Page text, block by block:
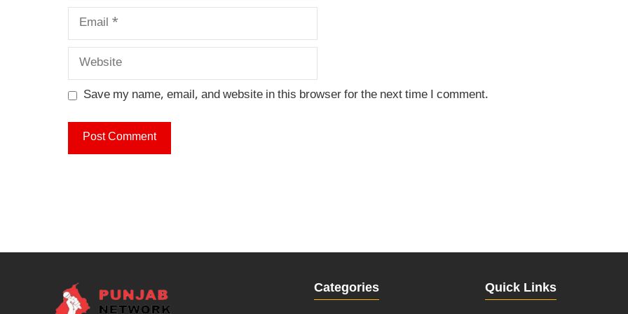
Email
Website
Save my name, email, and website in this browser for the next time I comment.
Categories Quick Links